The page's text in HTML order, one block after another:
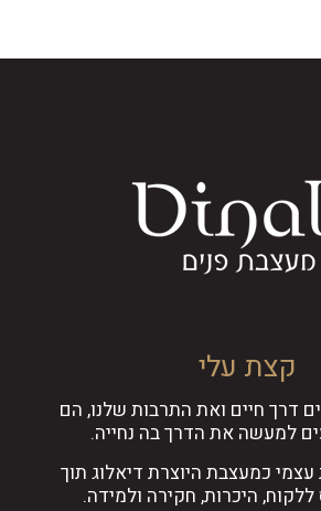
קצת עלי
דרך חיים ואת התרבות שלנו, הם
למעשה את הדרך בה נחייה.
כמעצבת היוצרת דיאלוג תוך
ללקוח, היכרות, חקירה ולמידה.